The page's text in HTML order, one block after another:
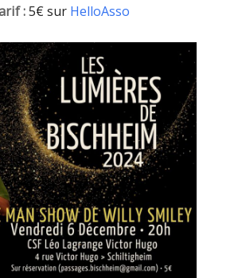
:5€ sur HelloAsso